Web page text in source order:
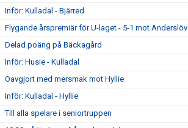
Inför: Kulladal - Bjärred
Flygande årspremiär för U-laget - 5-1 mot Anderslöv
Delad poäng på Bäckagård
Inför: Husie - Kulladal
Oavgjort med mersmak mot Hyllie
Inför: Kulladal - Hyllie
Till alla spelare i seniortruppen